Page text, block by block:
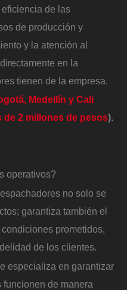
de las
de producción y
y la atención al
en la
tienen de la empresa.
Medellín y Cali
2 millones de pesos).
operativos?
no solo se
garantiza también el
prometidos,
de los clientes.
especializa en garantizar
de manera